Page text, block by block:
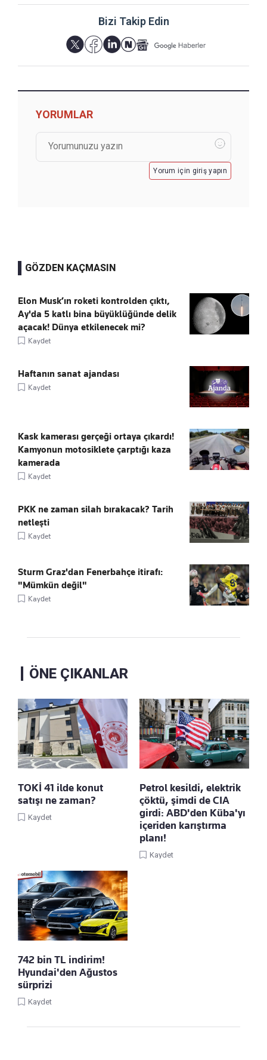
Bizi Takip Edin
YORUMLAR
Yorum için giriş yapın
GÖZDEN KAÇMASIN
Elon Musk’ın roketi kontrolden çıktı,
Ay'da 5 katlı bina büyüklüğünde delik
açacak! Dünya etkilenecek mi?
Kaydet
Haftanın sanat ajandası
Kaydet
Kask kamerası gerçeği ortaya çıkardı!
Kamyonun motosiklete çarptığı kaza
kamerada
Kaydet
PKK ne zaman silah bırakacak? Tarih
netleşti
Kaydet
Sturm Graz'dan Fenerbahçe itirafı:
"Mümkün değil"
Kaydet
ÖNE ÇIKANLAR
TOKİ 41 ilde konut
satışı ne zaman?
Kaydet
Petrol kesildi, elektrik
çöktü, şimdi de CIA
girdi: ABD'den Küba'yı
içeriden karıştırma
planı!
Kaydet
742 bin TL indirim!
Hyundai'den Ağustos
sürprizi
Kaydet